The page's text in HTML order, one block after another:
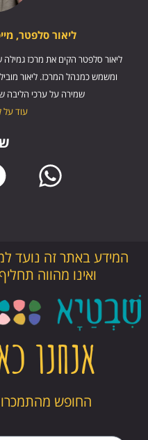
ליאור סלפטר,
ומשמש כמנהל המרכז. ליאור
שמירה על ערכי הליבה
עוד על
המידע באתר זה נועד
ואינו מהווה
אנחנו
החופש